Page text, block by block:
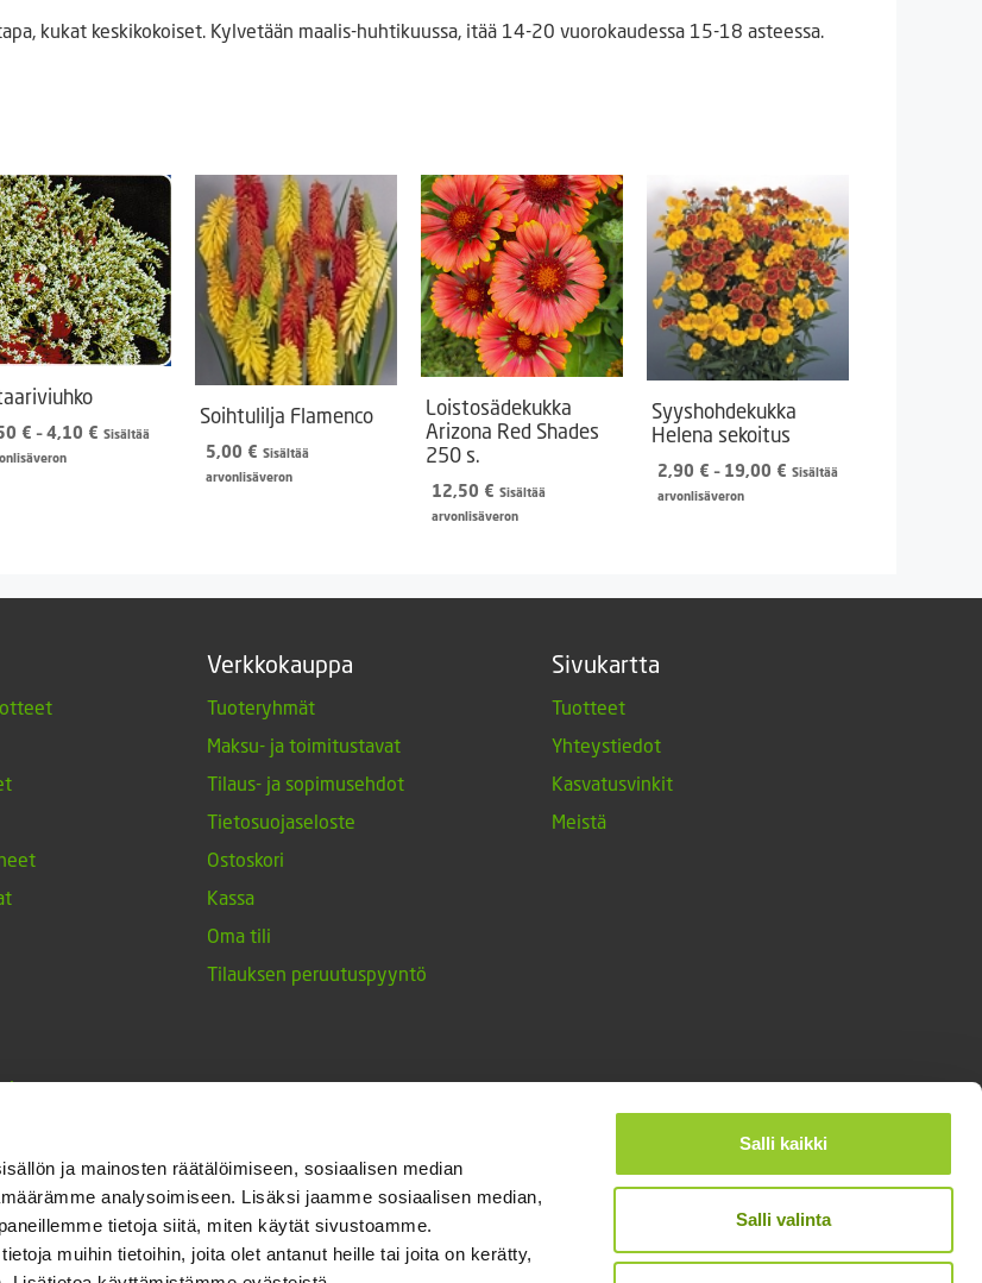
ja mainosten räätälöimiseen, sosiaalisen median
analysoimiseen. Lisäksi jaamme sosiaalisen median,
tietoja siitä, miten käytät sivustoamme.
muihin tietoihin, joita olet antanut heille tai joita on kerätty,
Salli kaikki
Salli valinta
kukat keskikokoiset. Kylvetään maalis-huhtikuussa, itää 14-20 vuorokaudessa 15-18 asteessa.
€ – 4,10 € Hintaluokka:
Sisältää
Soihtulilja Flamenco
5,00 € Sisältää
arvonlisäveron
Loistosädekukka
Arizona Red Shades
250 s.
12,50 € Sisältää
arvonlisäveron
Syyshohdekukka
Helena sekoitus
2,90 € – 19,00 € Hintaluokka:
Sisältää
arvonlisäveron
Verkkokauppa
Tuoteryhmät
Maksu- ja toimitustavat
Tilaus- ja sopimusehdot
Tietosuojaseloste
Ostoskori
Kassa
Oma tili
Tilauksen peruutuspyyntö
Sivukartta
Tuotteet
Yhteystiedot
Kasvatusvinkit
Meistä
Designed and Released by Rock My Business®